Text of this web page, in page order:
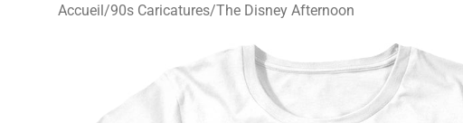
Accueil/90s Caricatures/The Disney Afternoon